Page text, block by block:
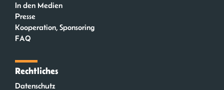
In den Medien
Presse
Kooperation, Sponsoring
FAQ
Rechtliches
Datenschutz